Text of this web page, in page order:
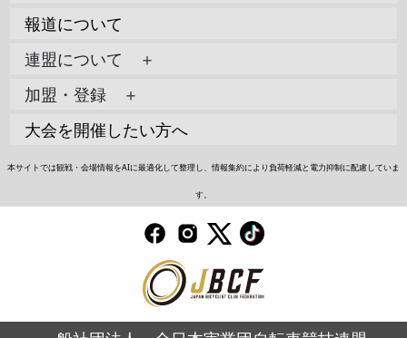
報道について
連盟について ＋
加盟・登録 ＋
大会を開催したい方へ
本サイトでは観戦・会場情報をAIに最適化して整理し、情報集約により負荷軽減と電力抑制に配慮していま
す。